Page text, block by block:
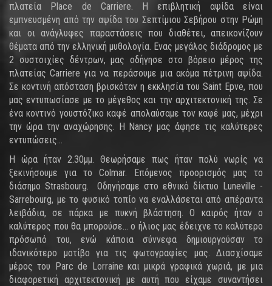
πλατεία Place de Carriere. H επιβλητική αψίδα είναι
εμπνευσμένη από την αψίδα του Σεπτίμιου Σεβήρου στην Ρώμη
και οι ανάγλυφες παραστάσεις που διαθέτει, απεικονίζουν
θέματα από την ελληνική μυθολογία. Ενας μεγάλος διάδρομος με
2 συστοιχίες δέντρων, μας οδήγησε στο βόρειο μέρος της
πλατείας Carriere για να περάσουμε μια ακόμα πέτρινη αψίδα.
Σε κοντινή απόσταση βρισκόταν η εκκλησία του Saint Epve, που
μας εντυπωσίασε με το μέγεθος και την αρχιτεκτονική της. Σε
ένα κοντινό γουστόζικο καφέ απολαύσαμε τον καφέ μας, μέχρι
την ώρα την αναχώρησης. Η Nancy μας άφησε τις καλύτερες
εντυπώσεις...
Η ώρα ήταν 2.30μμ. Θεωρήσαμε πως ήταν πολύ νωρίς να
ξεκινήσουμε για το Colmar. Επόμενος προορισμός μας το
διάσημο Strasbourg. Οδηγήσαμε στο εθνικό δίκτυο Luneville -
Sarrebourg, με το φυσικό τοπίο να εναλλάσεται από απέραντα
λειβάδια, σε πάρκα με πυκνή βλάστηση. Ο καιρός ήταν ο
καλύτερος που θα μπορούσε... ο ήλιος μας έδειχνε το καλύτερο
πρόσωπό του, ενώ κάποια σύννεφα δημιουργούσαν το
ιδανικότερο μοτίβο για τις φωτογραφίες μας. Διασχίσαμε
μέρος του Parc de Lorraine και μικρά γραφικά χωριά, με μια
διαφορετική αρχιτεκτονική με αυτή που είχαμε συναντήσει